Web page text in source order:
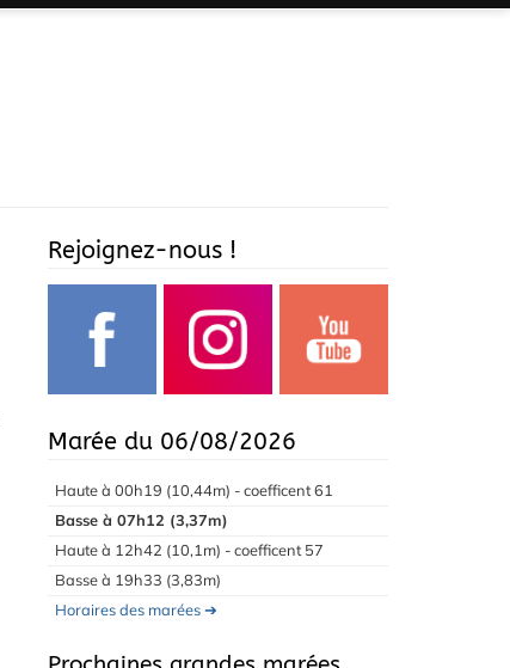
Rejoignez-nous !
Marée du 06/08/2026
Haute à 00h19 (10,44m) - coefficent 61
Basse à 07h12 (3,37m)
Haute à 12h42 (10,1m) - coefficent 57
Basse à 19h33 (3,83m)
Horaires des marées ➔